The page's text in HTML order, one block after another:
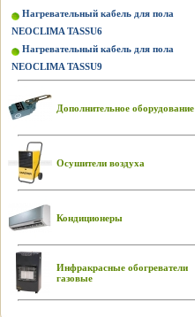
Нагревательный кабель для пола
NEOCLIMA TASSU6
Нагревательный кабель для пола
NEOCLIMA TASSU9
Дополнительное оборудование
Осушители воздуха
Кондиционеры
Инфракрасные обогреватели
газовые